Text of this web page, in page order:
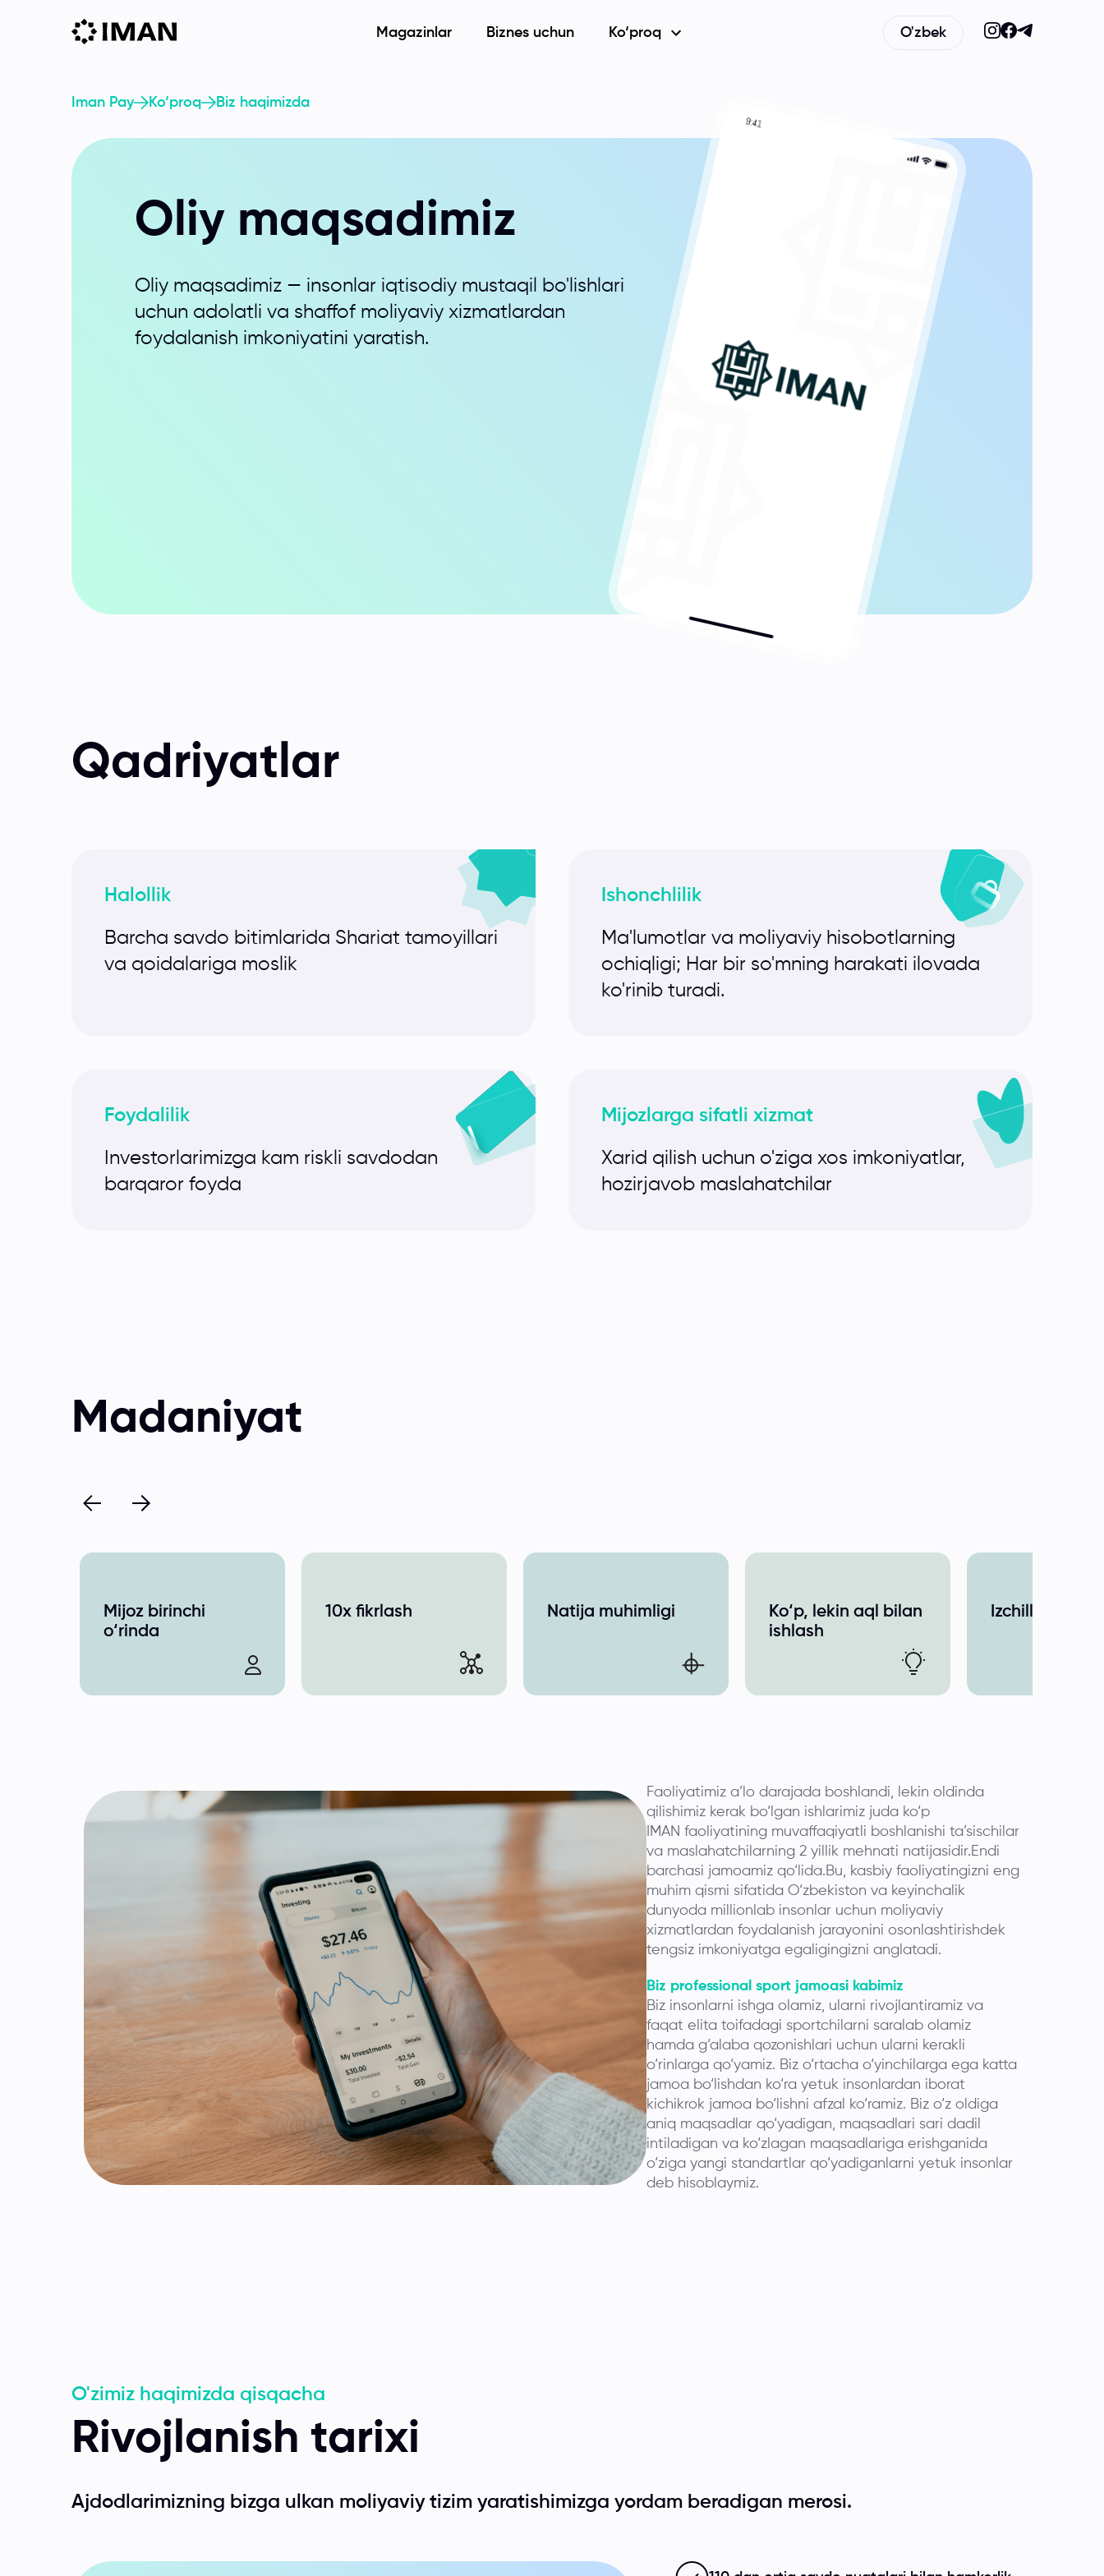
Magazinlar Biznes uchun Ko‘proq O'zbek
Iman Pay Ko‘proq Biz haqimizda
Oliy maqsadimiz
Oliy maqsadimiz — insonlar iqtisodiy mustaqil bo'lishlari
uchun adolatli va shaffof moliyaviy xizmatlardan
foydalanish imkoniyatini yaratish.
Qadriyatlar
Halollik
Barcha savdo bitimlarida Shariat tamoyillari
va qoidalariga moslik
Ishonchlilik
Ma'lumotlar va moliyaviy hisobotlarning
ochiqligi; Har bir so'mning harakati ilovada
ko'rinib turadi.
Foydalilik
Investorlarimizga kam riskli savdodan
barqaror foyda
Mijozlarga sifatli xizmat
Xarid qilish uchun o'ziga xos imkoniyatlar,
hozirjavob maslahatchilar
Madaniyat
Mijoz birinchi
o‘rinda
10x fikrlash Natija muhimligi
Ko‘p, lekin aql bilan
ishlash
Izchillik
Faoliyatimiz a’lo darajada boshlandi, lekin oldinda
qilishimiz kerak bo‘lgan ishlarimiz juda ko‘p
IMAN faoliyatining muvaffaqiyatli boshlanishi ta’sischilar
va maslahatchilarning 2 yillik mehnati natijasidir.Endi
barchasi jamoamiz qo‘lida.Bu, kasbiy faoliyatingizni eng
muhim qismi sifatida O‘zbekiston va keyinchalik
dunyoda millionlab insonlar uchun moliyaviy
xizmatlardan foydalanish jarayonini osonlashtirishdek
tengsiz imkoniyatga egaligingizni anglatadi.
Biz professional sport jamoasi kabimiz
Biz insonlarni ishga olamiz, ularni rivojlantiramiz va
faqat elita toifadagi sportchilarni saralab olamiz
hamda g‘alaba qozonishlari uchun ularni kerakli
o‘rinlarga qo‘yamiz. Biz o‘rtacha o‘yinchilarga ega katta
jamoa bo‘lishdan ko‘ra yetuk insonlardan iborat
kichikrok jamoa bo‘lishni afzal ko‘ramiz. Biz o‘z oldiga
aniq maqsadlar qo‘yadigan, maqsadlari sari dadil
intiladigan va ko‘zlagan maqsadlariga erishganida
o‘ziga yangi standartlar qo‘yadiganlarni yetuk insonlar
deb hisoblaymiz.
O'zimiz haqimizda qisqacha
Rivojlanish tarixi
Ajdodlarimizning bizga ulkan moliyaviy tizim yaratishimizga yordam beradigan merosi.